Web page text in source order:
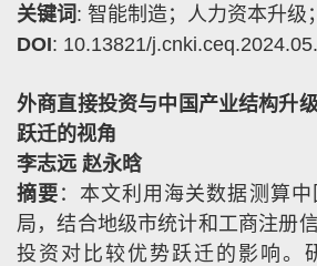
关键词 : 智能制造；人力资本升级
DOI: 10.13821/
外商直接投资与中国产业结构
跃迁的视角
李志远 赵永晗
摘要 ：本文利用海关数据测算
局，结合地级市统计和工商注册
投资对比较优势跃迁的影响。